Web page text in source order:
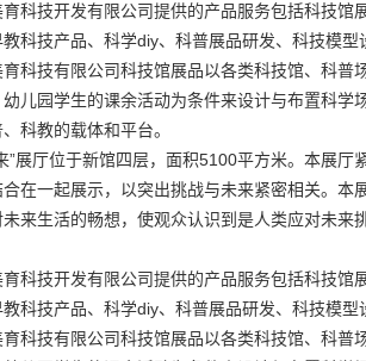
科技开发有限公司提供的产品服务包括科技馆
科技产品、科学diy、科普展品研发、科技模型
科技有限公司科技馆展品以各类科技馆、科
儿园学生的课余活动为条件来设计与布置科学
科教的载体和平台。
”展厅位于新馆四层，面积5100平方米。本展
在一起展示，以突出挑战与未来紧密相关。
来生活的畅想，使观众认识到是人类应对未来
科技开发有限公司提供的产品服务包括科技
科技产品、科学diy、科普展品研发、科技模型
科技有限公司科技馆展品以各类科技馆、科